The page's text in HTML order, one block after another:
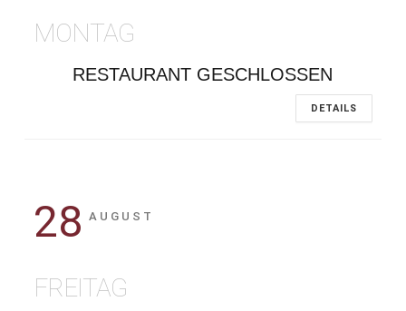
MONTAG
RESTAURANT GESCHLOSSEN
DETAILS
28 AUGUST
FREITAG